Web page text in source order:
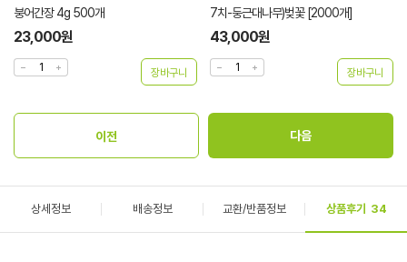
붕어간장 4g 500개
23,000원
7치-둥근대나무)벚꽃 [2000개]
43,000원
상세정보 배송정보 교환/반품정보 상품후기 34